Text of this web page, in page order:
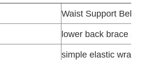
Waist Support Belt
lower back brace
simple elastic wrap-